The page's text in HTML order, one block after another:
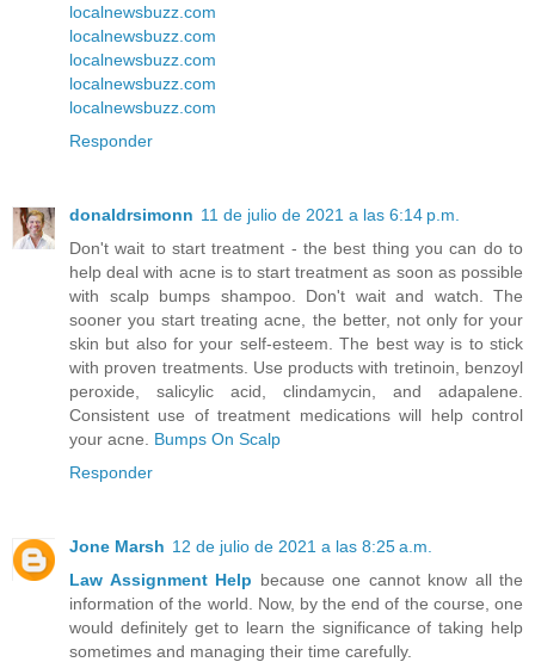
localnewsbuzz.com
localnewsbuzz.com
localnewsbuzz.com
localnewsbuzz.com
localnewsbuzz.com
Responder
donaldrsimonn 11 de julio de 2021 a las 6:14 p.m.
Don't wait to start treatment - the best thing you can do to
help deal with acne is to start treatment as soon as possible
with scalp bumps shampoo. Don't wait and watch. The
sooner you start treating acne, the better, not only for your
skin but also for your self-esteem. The best way is to stick
with proven treatments. Use products with tretinoin, benzoyl
peroxide, salicylic acid, clindamycin, and adapalene.
Consistent use of treatment medications will help control
your acne. Bumps On Scalp
Responder
Jone Marsh 12 de julio de 2021 a las 8:25 a.m.
Law Assignment Help because one cannot know all the
information of the world. Now, by the end of the course, one
would definitely get to learn the significance of taking help
sometimes and managing their time carefully.